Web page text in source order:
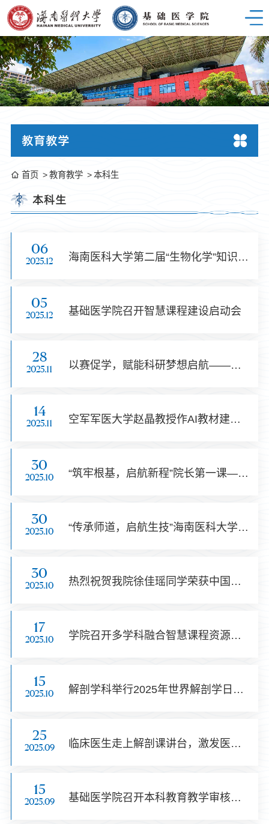
教育教学
首页 教育教学 本科生
本科生
06
2025.12 海南医科大学第二届“生物化学”知识竞赛：探秘生命密码，问鼎生化之巅！
05
2025.12 基础医学院召开智慧课程建设启动会
28
2025.11 以赛促学，赋能科研梦想启航——我院成功举办全国大学生生命科学竞赛经验分享会
14
2025.11 空军军医大学赵晶教授作AI教材建设专题报告
30
2025.10 “筑牢根基，启航新程”院长第一课——“点亮基础”系列活动引领2025级新生教育
30
2025.10 “传承师道，启航生技”海南医科大学基础医学院2025级本科生拜师礼活动顺利举行
30
2025.10 热烈祝贺我院徐佳瑶同学荣获中国解剖学会主办的首届“AI赋能解剖学应用能力大赛”特等奖
17
2025.10 学院召开多学科融合智慧课程资源建设阶段推进会议
15
2025.10 解剖学科举行2025年世界解剖学日活动
25
2025.09 临床医生走上解剖课讲台，激发医学生学习热情
15
2025.09 基础医学院召开本科教育教学审核评估新一轮推进会